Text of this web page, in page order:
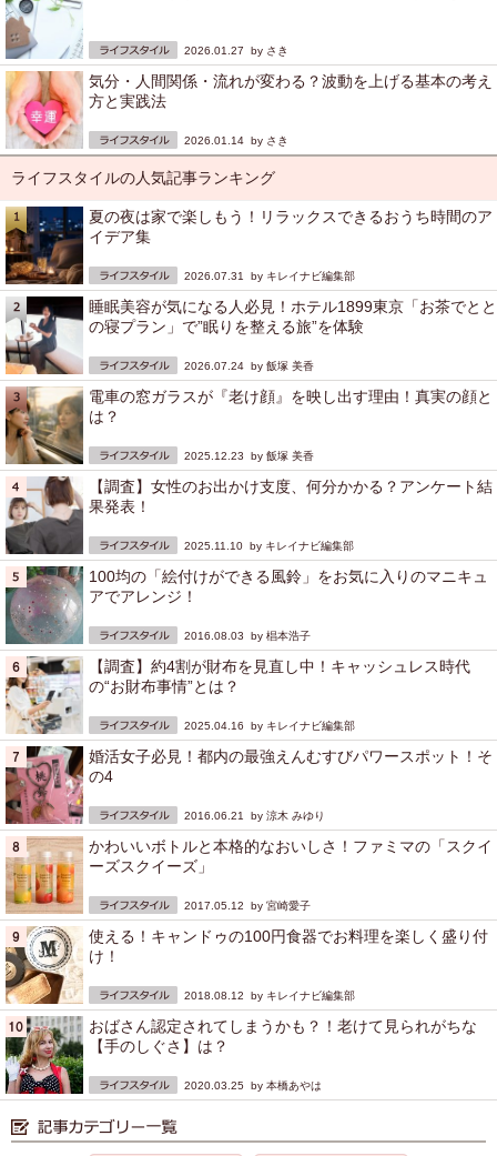
2026.01.27 by さき
気分・人間関係・流れが変わる？波動を上げる基本の考え
方と実践法
2026.01.14 by さき
ライフスタイルの人気記事ランキング
夏の夜は家で楽しもう！リラックスできるおうち時間のア
イデア集
2026.07.31 by キレイナビ編集部
睡眠美容が気になる人必見！ホテル1899東京「お茶でとと
の寝プラン」で”眠りを整える旅”を体験
2026.07.24 by 飯塚 美香
電車の窓ガラスが『老け顔』を映し出す理由！真実の顔と
は？
2025.12.23 by 飯塚 美香
【調査】女性のお出かけ支度、何分かかる？アンケート結
果発表！
2025.11.10 by キレイナビ編集部
100均の「絵付けができる風鈴」をお気に入りのマニキュ
アでアレンジ！
2016.08.03 by 椙本浩子
【調査】約4割が財布を見直し中！キャッシュレス時代
の“お財布事情”とは？
2025.04.16 by キレイナビ編集部
婚活女子必見！都内の最強えんむすびパワースポット！そ
の4
2016.06.21 by 涼木 みゆり
かわいいボトルと本格的なおいしさ！ファミマの「スクイ
ーズスクイーズ」
2017.05.12 by 宮崎愛子
使える！キャンドゥの100円食器でお料理を楽しく盛り付
け！
2018.08.12 by キレイナビ編集部
おばさん認定されてしまうかも？！老けて見られがちな
【手のしぐさ】は？
2020.03.25 by 本橋あやは